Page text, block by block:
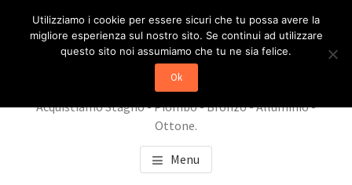
RECUPERO METALLI
MILANO
Recupero Metalli Milano. Recupero e Compro Rame.
Acquistiamo Stagno - Piombo - Bronzo - Alluminio -
Ottone.
Menu
Utilizziamo i cookie per essere sicuri che tu possa avere la
migliore esperienza sul nostro sito. Se continui ad utilizzare
questo sito noi assumiamo che tu ne sia felice.
Ok